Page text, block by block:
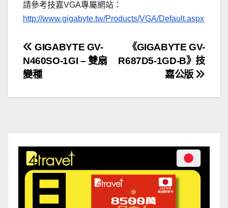
請參考技嘉VGA專屬網站：
http://www.gigabyte.tw/Products/VGA/Default.aspx
文
章
導
《GIGABYTE GV-
R687D5-1GD-B》技
嘉公版
GIGABYTE GV-
N460SO-1GI – 雙扇
變種